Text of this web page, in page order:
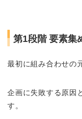
第1段階 要素集
最初に組み合わせの
企画に失敗する原因
す。